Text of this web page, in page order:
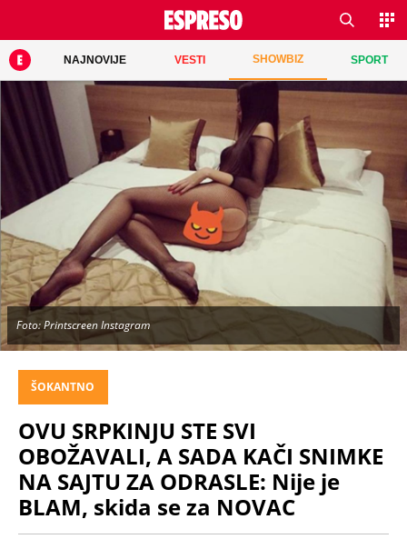
NAJNOVIJE VESTI SHOWBIZ SPORT
Foto: Printscreen Instagram
ŠOKANTNO
OVU SRPKINJU STE SVI
OBOŽAVALI, A SADA KAČI SNIMKE
NA SAJTU ZA ODRASLE: Nije je
BLAM, skida se za NOVAC